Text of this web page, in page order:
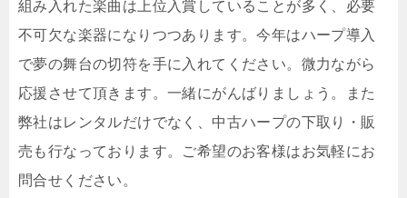
組み入れた楽曲は上位入賞していることが多く、必要
不可欠な楽器になりつつあります。今年はハープ導入
で夢の舞台の切符を手に入れてください。微力ながら
応援させて頂きます。一緒にがんばりましょう。また
弊社はレンタルだけでなく、中古ハープの下取り・販
売も行なっております。ご希望のお客様はお気軽にお
問合せください。